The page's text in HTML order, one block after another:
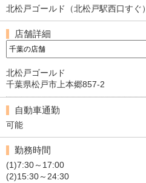
北松戸ゴールド（北松戸駅西口すぐ）
店舗詳細
北松戸ゴールド
千葉県松戸市上本郷857-2
自動車通勤
可能
勤務時間
(1)7:30～17:00
(2)15:30～24:30